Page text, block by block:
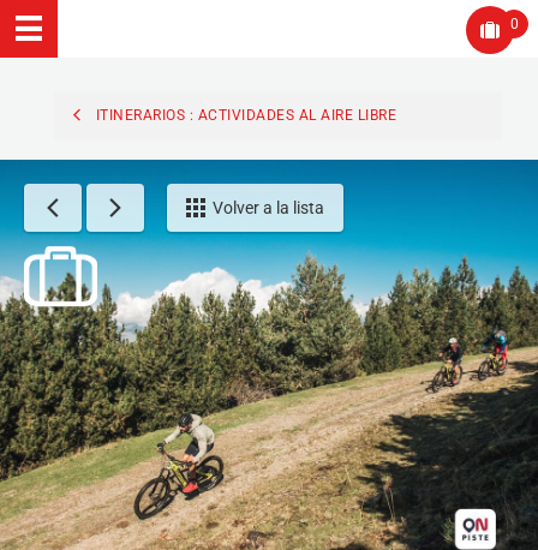
0
ITINERARIOS : ACTIVIDADES AL AIRE LIBRE
Volver a la lista